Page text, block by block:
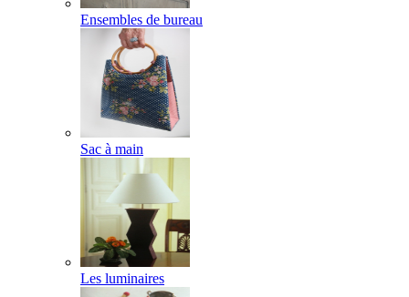
Ensembles de bureau
Sac à main
Les luminaires